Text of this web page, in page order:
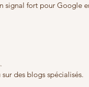
signal fort pour Google
des blogs spécialisés.